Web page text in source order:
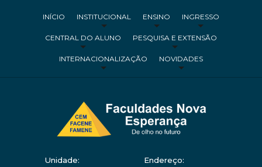
INÍCIO INSTITUCIONAL ENSINO INGRESSO
CENTRAL DO ALUNO PESQUISA E EXTENSÃO
INTERNACIONALIZAÇÃO NOVIDADES
Unidade: Endereço: